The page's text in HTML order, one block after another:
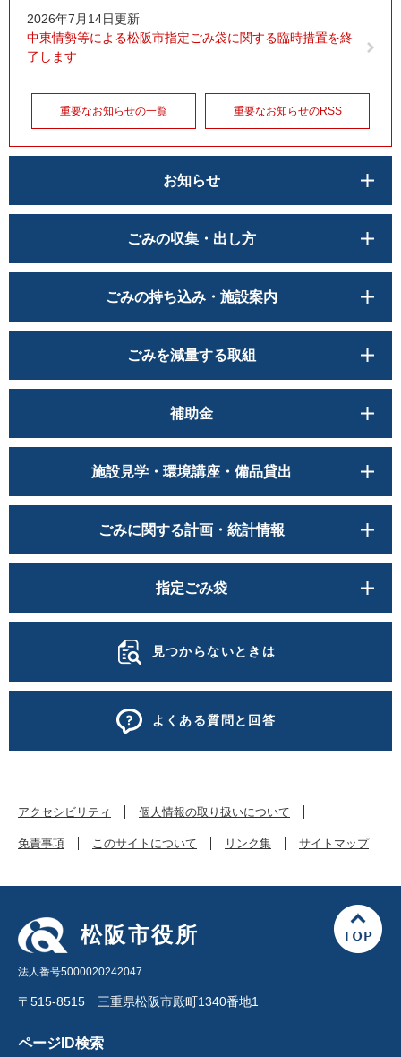
2026年7月14日更新
中東情勢等による松阪市指定ごみ袋に関する臨時措置を終
了します
重要なお知らせの一覧 重要なお知らせのRSS
お知らせ
ごみの収集・出し方
ごみの持ち込み・施設案内
ごみを減量する取組
補助金
施設見学・環境講座・備品貸出
ごみに関する計画・統計情報
指定ごみ袋
見つからないときは
よくある質問と回答
アクセシビリティ 個人情報の取り扱いについて
免責事項 このサイトについて リンク集 サイトマップ
松阪市役所
法人番号5000020242047
〒515-8515 三重県松阪市殿町1340番地1
ページID検索